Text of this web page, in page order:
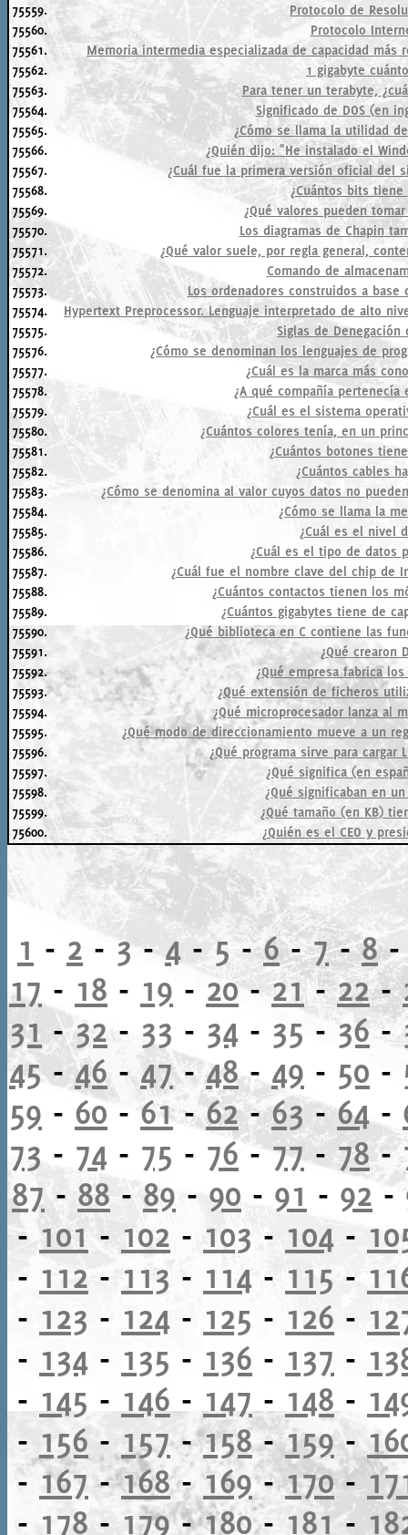
75559.
Protocolo de
75560.
Protocolo
75561.
Memoria intermedia especializada de capacidad
75562.
1 gigabyte
75563.
Para tener un terabyte,
75564.
Significado de DOS (en
75565.
¿Cómo se llama la utilidad
75566.
¿Quién dijo: "He instalado el
75567.
¿Cuál fue la primera versión oficial del
75568.
¿Cuántos bits tiene
75569.
¿Qué valores pueden
75570.
Los diagramas de Chapin
75571.
¿Qué valor suele, por regla general,
75572.
Comando de
75573.
Los ordenadores construidos a
75574.
Hypertext Preprocessor. Lenguaje interpretado de alto
75575.
Siglas de
75576.
¿Cómo se denominan los lenguajes de
75577.
¿Cuál es la marca más
75578.
¿A qué compañía pertenecía
75579.
¿Cuál es el sistema
75580.
¿Cuántos colores tenía, en un
75581.
¿Cuántos botones
75582.
¿Cuántos cables
75583.
¿Cómo se denomina al valor cuyos datos no
75584.
¿Cómo se llama la
75585.
¿Cuál es el nivel
75586.
¿Cuál es el tipo de datos
75587.
¿Cuál fue el nombre clave del chip de
75588.
¿Cuántos contactos tienen los
75589.
¿Cuántos gigabytes tiene de
75590.
¿Qué biblioteca en C contiene las
75591.
¿Qué crearon
75592.
¿Qué empresa fabrica
75593.
¿Qué extensión de ficheros
75594.
¿Qué microprocesador lanza al
75595.
¿Qué modo de direccionamiento mueve a un
75596.
¿Qué programa sirve para cargar
75597.
¿Qué significa (en
75598.
¿Qué significaban en
75599.
¿Qué tamaño (en KB)
75600.
¿Quién es el CEO y
1 - 2 -3- 4 -5-6-7-8
17 - 18 - 19 - 20-21-22-
31 -32- 33 - 34 - 35 -36-
45-46-47-48- 49 - 50 -
59 - 60- 61-62-63-64-
73 - 74 - 75 - 76-77-78-
87 -88-89 - 90 - 91 - 92-
-101- 102 - 103 - 104 -
- 112 - 113 - 114 - 115 -
- 123 - 124 - 125 - 126 -
- 134 - 135 - 136 - 137 -
- 145 - 146 - 147 - 148 -
- 156 - 157-158-159-
- 167-168-169-170-
- 178 - 179-180- 181-